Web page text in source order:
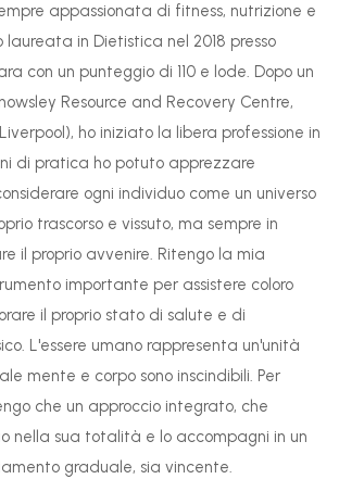
appassionata di fitness, nutrizione e
laureata in Dietistica nel 2018 presso
con un punteggio di 110 e lode. Dopo un
Resource and Recovery Centre,
ho iniziato la libera professione in
di pratica ho potuto apprezzare
ogni individuo come un universo
trascorso e vissuto, ma sempre in
il proprio avvenire. Ritengo la mia
importante per assistere coloro
il proprio stato di salute e di
L'essere umano rappresenta un'unità
mente e corpo sono inscindibili. Per
che un approccio integrato, che
nella sua totalità e lo accompagni in un
graduale, sia vincente.